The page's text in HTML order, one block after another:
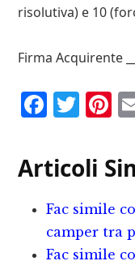
risolutiva) e 10
Firma Acquirente
F
c
e
b
o
T
it
te
r
P
n
te
r
e
Articoli
Fac simile
camper tra
Fac simile